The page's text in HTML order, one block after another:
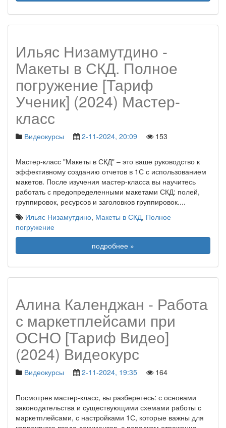
Ильяс Низамутдино -
Макеты в СКД. Полное
погружение [Тариф
Ученик] (2024) Мастер-
класс
Видеокурсы 2-11-2024, 20:09 153
Мастер-класс "Макеты в СКД" – это ваше руководство к
эффективному созданию отчетов в 1С с использованием
макетов. После изучения мастер-класса вы научитесь
работать с предопределенными макетами СКД: полей,
группировок, ресурсов и заголовков группировок....
Ильяс Низамутдино, Макеты в СКД, Полное
погружение
подробнее »
Алина Календжан - Работа
с маркетплейсами при
ОСНО [Тариф Видео]
(2024) Видеокурс
Видеокурсы 2-11-2024, 19:35 164
Посмотрев мастер-класс, вы разберетесь: с основами
законодательства и существующими схемами работы с
маркетплейсами, с настройками 1С, которые важны для